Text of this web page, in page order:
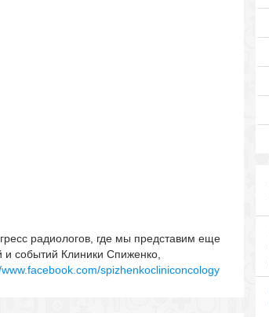
радиологов, где мы представим еще
и событий Клиники Спиженко,
spizhenkocliniconcology